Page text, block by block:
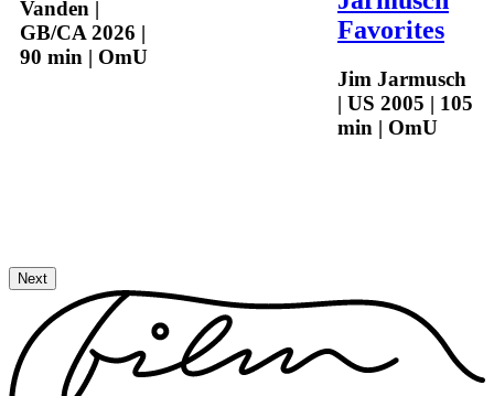
Vanden |
GB/CA 2026 |
90 min | OmU
Favorites
Jim Jarmusch
| US 2005 | 105
min | OmU
Next